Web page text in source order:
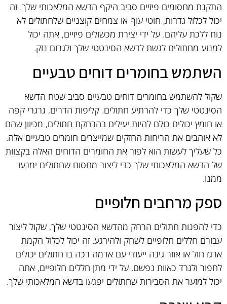
התקנת מחסומים פיזיים סביב היקף הדשא המלאכותי שלך. זה
יכול לכלול גדרות, חוטי עוף או צמחים קוצניים שלחתולים לא
נוח ללכת עליהם. על ידי יצירת מכשולים פיזיים, אתה יכול
למנוע מחתולים לגשת לדשא הסינטטי שלך ולגרום נזק.
השתמש בחומרים דוחים טבעיים
שקול להשתמש בחומרים דוחים טבעיים סביב שטח הדשא
הסינטטי שלך כדי להרתיע חתולים. קליפות הדרים, גרגרי קפה
או חומץ יכולים כולם להיות יעילים בהרחקת חתולים, מכיוון שהם
לא אוהבים את הריחות החזקים שמייצרים חומרים טבעיים אלה.
כל שעליך לעשות הוא לפזר את החומרים הדוחים האלה בקצוות
של הדשא המלאכותי שלך כדי ליצור מחסום שחתולים ימנעו
ממנו.
ספק מרחבים חלופיים
כדי להפנות חתולים הרחק מהדשא הסינטטי שלך, שקול ליצור
עבורם חללים חלופיים לשחק ולהירגע. זה יכול לכלול הקמת
ארגז חול או אזור גינה ייעודי עם אדמה רכה בו חתולים יכולים
לחפור ולגרד כאוות נפשם. על ידי מתן חללים חלופיים, אתה
יכול למזער את הסבירות שחתולים יפגעו בדשא המלאכותי שלך.